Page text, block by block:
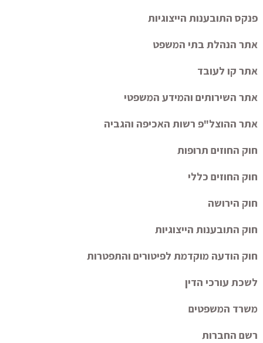
פנקס התובענות הייצוגיות
אתר הנהלת בתי המשפט
אתר קו לעובד
אתר השירותים והמידע המשפטי
אתר ההוצל"פ רשות האכיפה והגביה
חוק החוזים תרופות
חוק החוזים כללי
חוק הירושה
חוק התובענות הייצוגיות
חוק הודעה מוקדמת לפיטורים והתפטרות
לשכת עורכי הדין
משרד המשפטים
רשם החברות